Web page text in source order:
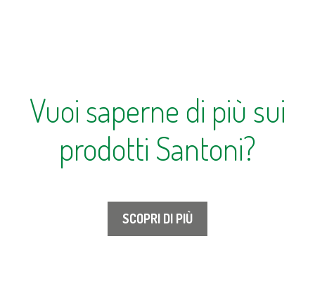
Vuoi saperne di più sui
prodotti Santoni?
SCOPRI DI PIÙ